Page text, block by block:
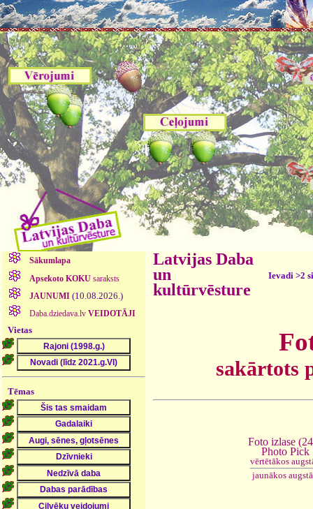
Sākumlapa
Apsekoto KOKUsaraksts
JAUNUMI (10.08.2026.)
Daba.dziedava.lv VEIDOTĀJI
Vietas
Tēmas
Latvijas Daba
un
kultūrvēsture
Ievadi >2
sakārtots
Foto izlase
Photo Pick
vērtētākos
jaunākos